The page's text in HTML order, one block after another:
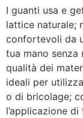
I guanti usa e
lattice naturale;
confortevoli da
tua mano senza
qualità dei
ideali per
o di bricolage;
l’applicazione